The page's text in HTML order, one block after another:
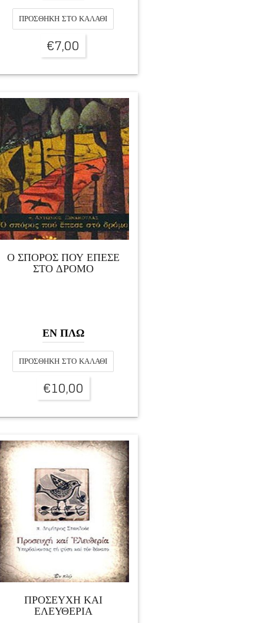
ΠΡΟΣΘΉΚΗ ΣΤΟ ΚΑΛΆΘΙ
€7,00
Ο ΣΠΟΡΟΣ ΠΟΥ ΕΠΕΣΕ
ΣΤΟ ΔΡΟΜΟ
ΕΝ ΠΛΩ
ΠΡΟΣΘΉΚΗ ΣΤΟ ΚΑΛΆΘΙ
€10,00
ΠΡΟΣΕΥΧΗ ΚΑΙ
ΕΛΕΥΘΕΡΙΑ